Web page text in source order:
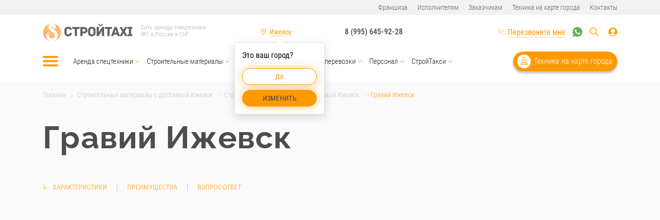
Франшиза Исполнителям Заказчикам Техника на карте города Контакты
Сеть аренды спецтехники
№1 в России и СНГ
Ижевск
Это ваш город?
ДА
ИЗМЕНИТЬ
8 (995) 645-92-28 Перезвоните мне
Аренда спецтехники Строительные материалы Услуги спецтехники Грузоперевозки Персонал СтройТакси Техника на карте города
Главная Строительные материалы с доставкой Ижевск Строительные материалы с доставкой Ижевск Гравий Ижевск
Гравий Ижевск
ХАРАКТЕРИСТИКИ ПРЕИМУЩЕСТВА ВОПРОС-ОТВЕТ